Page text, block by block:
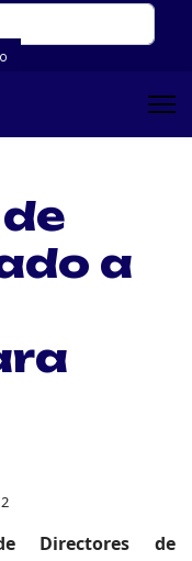
a
Directores de